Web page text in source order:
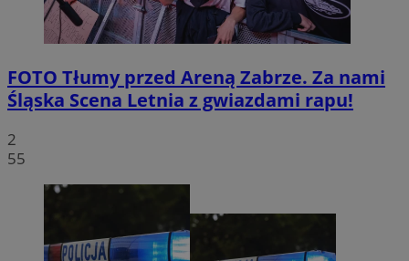
FOTO Tłumy przed Areną Zabrze. Za nami
Śląska Scena Letnia z gwiazdami rapu!
2
55